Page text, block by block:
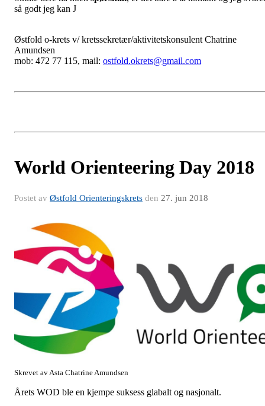
så godt jeg kan J
Østfold o-krets v/ kretssekretær/aktivitetskonsulent Chatrine
Amundsen
mob: 472 77 115, mail: ostfold.okrets@gmail.com
World Orienteering Day 2018
Postet av Østfold Orienteringskrets den 27. jun 2018
Skrevet av Asta Chatrine Amundsen
Årets WOD ble en kjempe suksess glabalt og nasjonalt.